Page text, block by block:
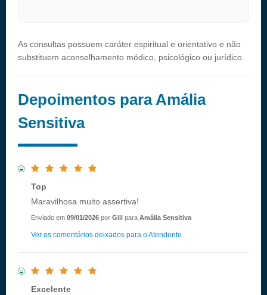
As consultas possuem caráter espiritual e orientativo e não
substituem aconselhamento médico, psicológico ou jurídico.
Depoimentos para Amália
Sensitiva
Top
Maravilhosa muito assertiva!
Enviado em 09/01/2026 por Giii para Amália Sensitiva
Ver os comentários deixados para o Atendente
Excelente